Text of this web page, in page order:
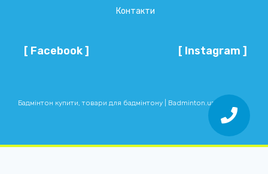
Контакти
[ Facebook ] [ Instagram ]
Бадмінтон купити, товари для бадмінтону | Badminton.ua © 2026